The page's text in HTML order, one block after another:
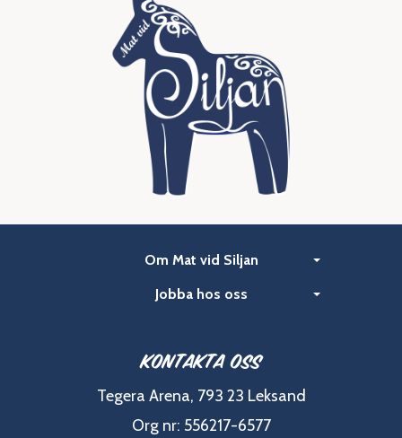
Om Mat vid Siljan
Jobba hos oss
Kontakta oss
Tegera Arena, 793 23 Leksand
Org nr: 556217-6577